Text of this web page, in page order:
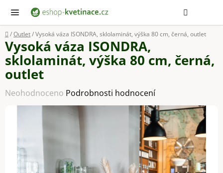
obsah
Domů
/Outlet/Vysoká váza ISONDRA, sklolaminát, výška 80 cm, černá, outlet
Vysoká váza ISONDRA,
sklolaminát, výška 80 cm, černá,
outlet
Průměrné
hodnocení
Neohodnoceno Podrobnosti hodnocení